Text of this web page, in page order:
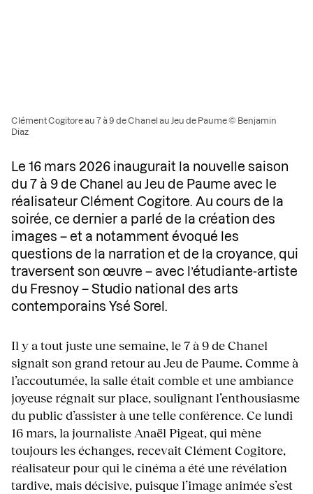
Clément Cogitore au 7 à 9 de Chanel au Jeu de Paume © Benjamin
Diaz
Le 16 mars 2026 inaugurait la nouvelle saison
du 7 à 9 de Chanel au Jeu de Paume avec le
réalisateur Clément Cogitore. Au cours de la
soirée, ce dernier a parlé de la création des
images – et a notamment évoqué les
questions de la narration et de la croyance, qui
traversent son œuvre – avec l’étudiante-artiste
du Fresnoy – Studio national des arts
contemporains Ysé Sorel.
Il y a tout juste une semaine, le 7 à 9 de Chanel
signait son grand retour au Jeu de Paume. Comme à
l’accoutumée, la salle était comble et une ambiance
joyeuse régnait sur place, soulignant l’enthousiasme
du public d’assister à une telle conférence. Ce lundi
16 mars, la journaliste Anaël Pigeat, qui mène
toujours les échanges, recevait Clément Cogitore,
réalisateur pour qui le cinéma a été une révélation
tardive, mais décisive, puisque l’image animée s’est